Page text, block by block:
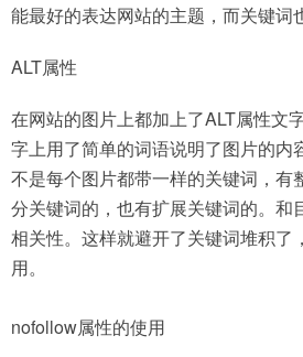
能最好的表达网站的主题，而关键词
ALT属性
在网站的图片上都加上了ALT属性文
字上用了简单的词语说明了图片的内
不是每个图片都带一样的关键词，有
分关键词的，也有扩展关键词的。和
相关性。这样就避开了关键词堆积了
用。
nofollow属性的使用